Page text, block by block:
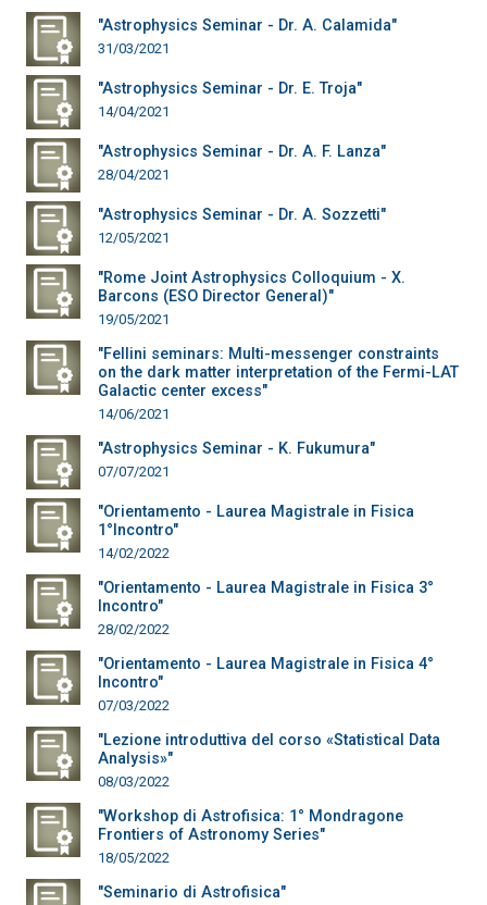
"Astrophysics Seminar - Dr. A. Calamida"
31/03/2021
"Astrophysics Seminar - Dr. E. Troja"
14/04/2021
"Astrophysics Seminar - Dr. A. F. Lanza"
28/04/2021
"Astrophysics Seminar - Dr. A. Sozzetti"
12/05/2021
"Rome Joint Astrophysics Colloquium - X.
Barcons (ESO Director General)"
19/05/2021
"Fellini seminars: Multi-messenger constraints
on the dark matter interpretation of the Fermi-LAT
Galactic center excess"
14/06/2021
"Astrophysics Seminar - K. Fukumura"
07/07/2021
"Orientamento - Laurea Magistrale in Fisica
1°Incontro"
14/02/2022
"Orientamento - Laurea Magistrale in Fisica 3°
Incontro"
28/02/2022
"Orientamento - Laurea Magistrale in Fisica 4°
Incontro"
07/03/2022
"Lezione introduttiva del corso «Statistical Data
Analysis»"
08/03/2022
"Workshop di Astrofisica: 1° Mondragone
Frontiers of Astronomy Series"
18/05/2022
"Seminario di Astrofisica"